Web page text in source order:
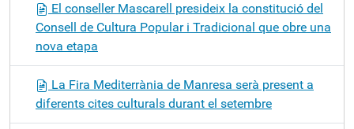
El conseller Mascarell presideix la constitució del
Consell de Cultura Popular i Tradicional que obre una
nova etapa
La Fira Mediterrània de Manresa serà present a
diferents cites culturals durant el setembre